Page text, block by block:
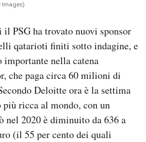
PSG ha trovato nuovi sponsor
qatarioti finiti sotto indagine, e
importante nella catena
che paga circa 60 milioni di
Deloitte ora è la settima
più ricca al mondo, con un
nel 2020 è diminuito da 636 a
(il 55 per cento dei quali